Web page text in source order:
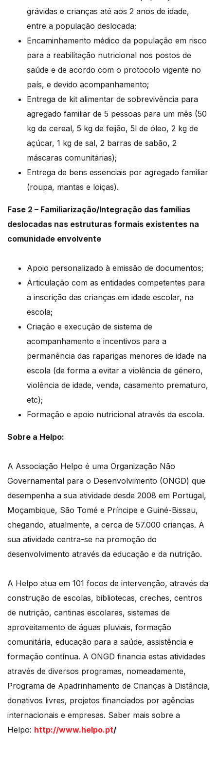
grávidas e crianças até aos 2 anos de idade,
entre a população deslocada;
Encaminhamento médico da população em risco
para a reabilitação nutricional nos postos de
saúde e de acordo com o protocolo vigente no
país, e devido acompanhamento;
Entrega de kit alimentar de sobrevivência para
agregado familiar de 5 pessoas para um mês (50
kg de cereal, 5 kg de feijão, 5l de óleo, 2 kg de
açúcar, 1 kg de sal, 2 barras de sabão, 2
máscaras comunitárias);
Entrega de bens essenciais por agregado familiar
(roupa, mantas e loiças).
Fase 2 – Familiarização/Integração das famílias
deslocadas nas estruturas formais existentes na
comunidade envolvente
Apoio personalizado à emissão de documentos;
Articulação com as entidades competentes para
a inscrição das crianças em idade escolar, na
escola;
Criação e execução de sistema de
acompanhamento e incentivos para a
permanência das raparigas menores de idade na
escola (de forma a evitar a violência de género,
violência de idade, venda, casamento prematuro,
etc);
Formação e apoio nutricional através da escola.
Sobre a Helpo:
A Associação Helpo é uma Organização Não
Governamental para o Desenvolvimento (ONGD) que
desempenha a sua atividade desde 2008 em Portugal,
Moçambique, São Tomé e Príncipe e Guiné-Bissau,
chegando, atualmente, a cerca de 57.000 crianças. A
sua atividade centra-se na promoção do
desenvolvimento através da educação e da nutrição.
A Helpo atua em 101 focos de intervenção, através da
construção de escolas, bibliotecas, creches, centros
de nutrição, cantinas escolares, sistemas de
aproveitamento de águas pluviais, formação
comunitária, educação para a saúde, assistência e
formação contínua. A ONGD financia estas atividades
através de diversos programas, nomeadamente,
Programa de Apadrinhamento de Crianças à Distância,
donativos livres, projetos financiados por agências
internacionais e empresas. Saber mais sobre a
Helpo: http://www.helpo.pt/